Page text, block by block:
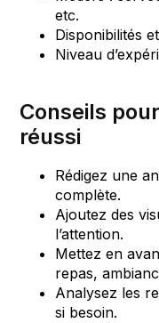
etc.
Disponibilités
Niveau
Conseils
réussi
Rédigez une
complète.
Ajoutez des
l’attention.
Mettez en
repas,
Analysez les
si besoin.